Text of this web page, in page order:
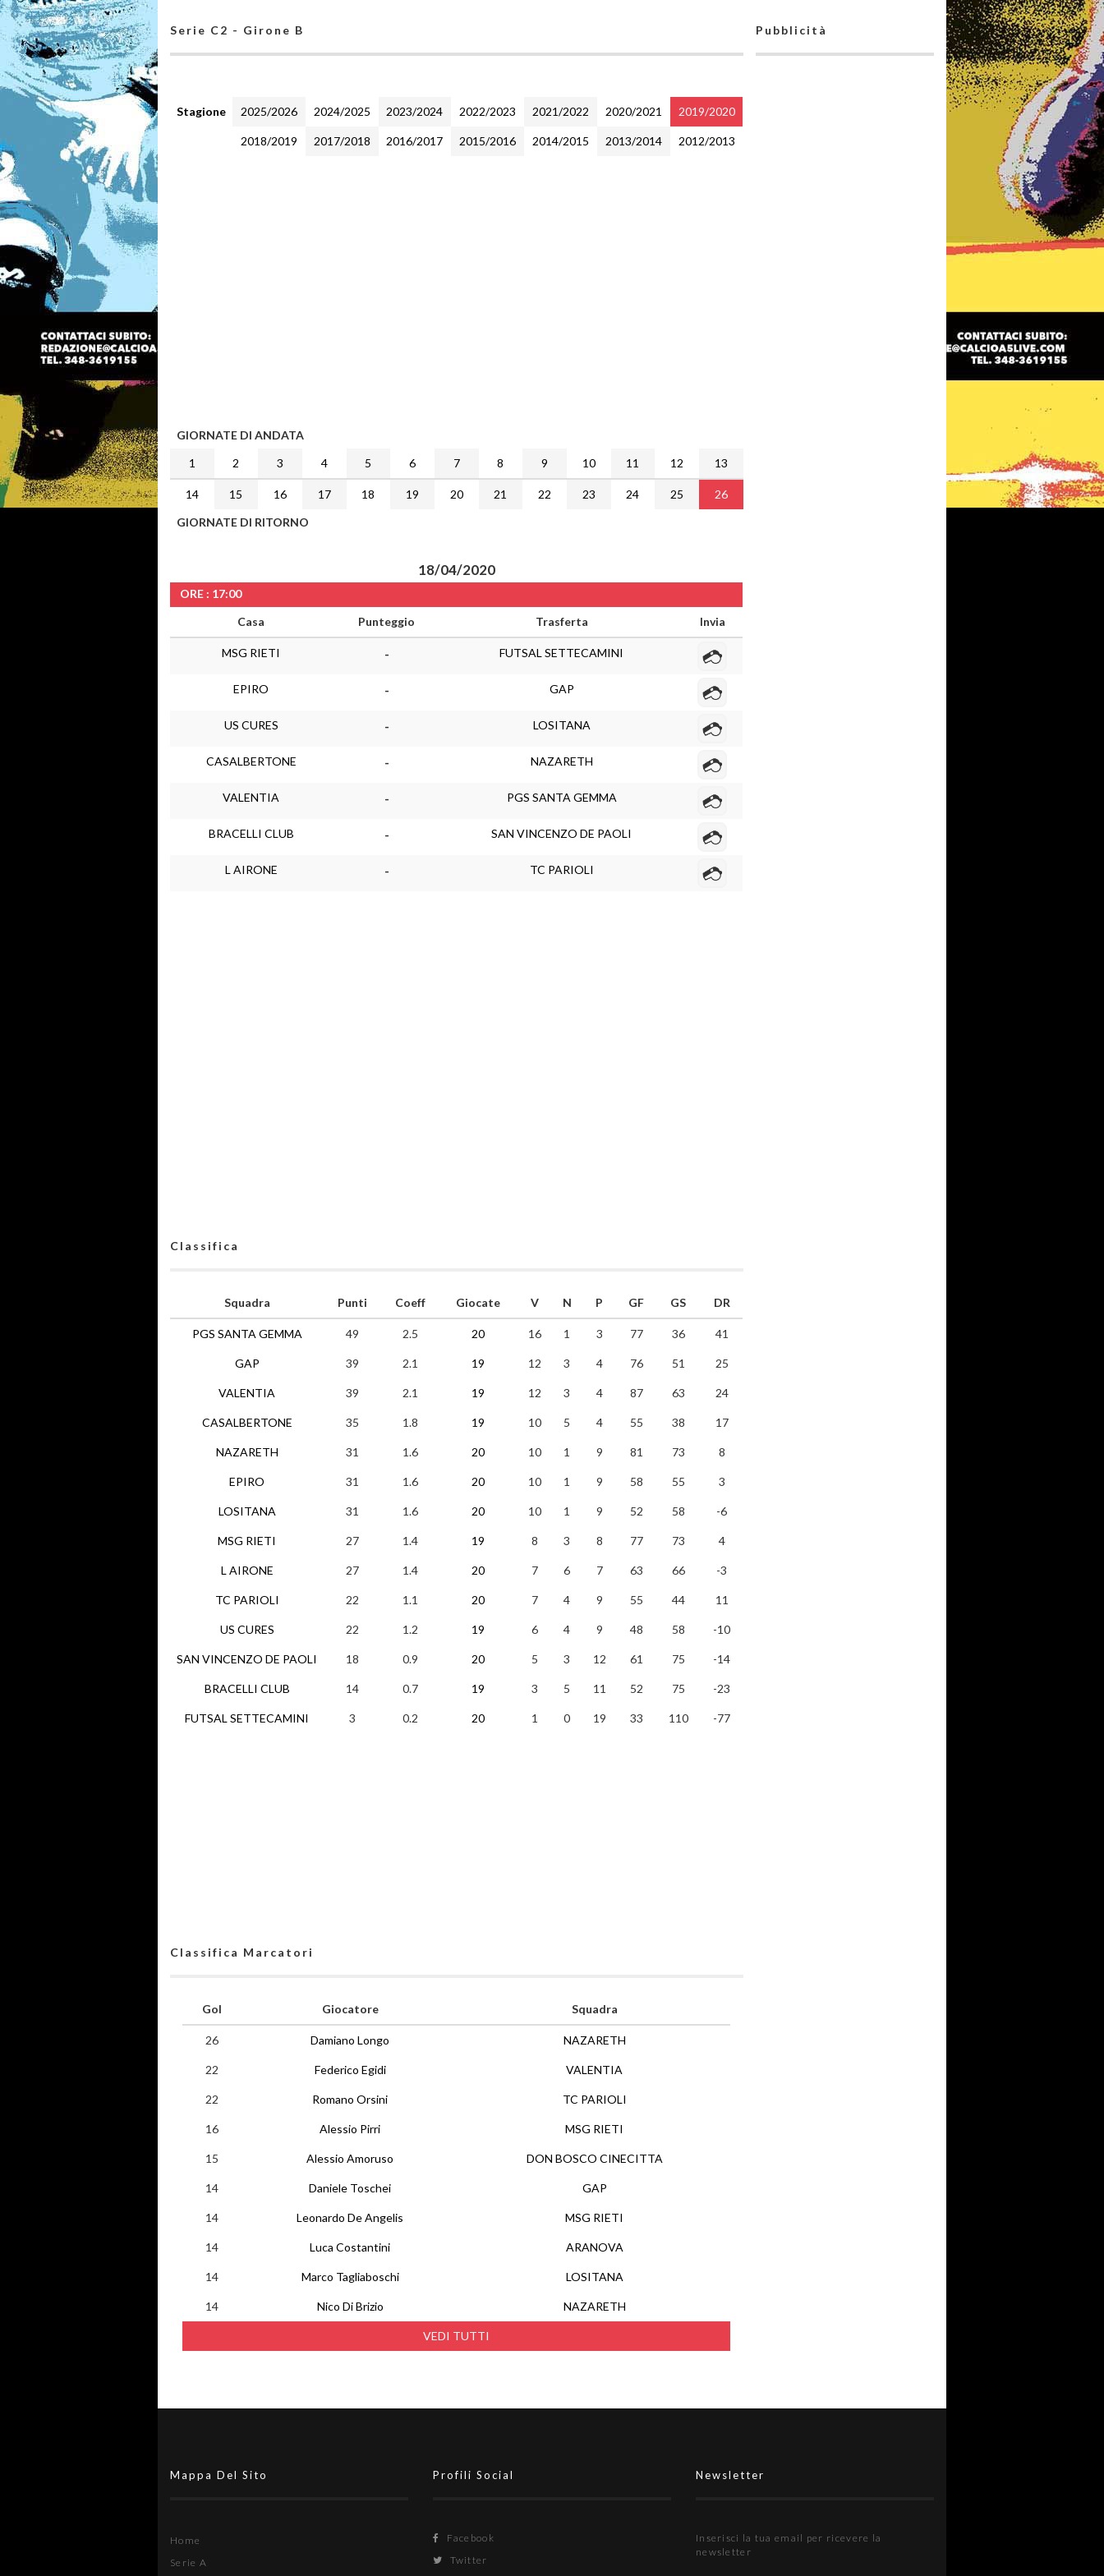
Serie C2 - Girone B
Stagione 2025/2026 2024/2025 2023/2024 2022/2023 2021/2022 2020/2021 2019/2020
2018/2019 2017/2018 2016/2017 2015/2016 2014/2015 2013/2014 2012/2013
GIORNATE DI ANDATA
1
2 3 4 5 6 7 8 9 10 11 12 13
14 15 16 17 18 19 20 21 22 23 24 25
26
GIORNATE DI RITORNO
18/04/2020
ORE : 17:00
Casa
Punteggio Trasferta Invia
MSG RIETI - FUTSAL SETTECAMINI
EPIRO - GAP
US CURES - LOSITANA
CASALBERTONE - NAZARETH
VALENTIA - PGS SANTA GEMMA
BRACELLI CLUB - SAN VINCENZO DE PAOLI
L AIRONE - TC PARIOLI
Classifica
Squadra
PGS SANTA GEMMA
GAP
VALENTIA
CASALBERTONE
NAZARETH
EPIRO
LOSITANA
MSG RIETI
L AIRONE
TC PARIOLI
US CURES
SAN VINCENZO DE PAOLI
BRACELLI CLUB
FUTSAL SETTECAMINI
Punti Coeff Giocate V N P GF GS DR
49 2.5 20 16 1 3 77 36 41
39 2.1 19 12 3 4 76 51 25
39 2.1 19 12 3 4 87 63 24
35 1.8 19 10 5 4 55 38 17
31 1.6 20 10 1 9 81 73 8
31 1.6 20 10 1 9 58 55 3
31 1.6 20 10 1 9 52 58 -6
27 1.4 19 8 3 8 77 73 4
27 1.4 20 7 6 7 63 66 -3
22 1.1 20 7 4 9 55 44 11
22 1.2 19 6 4 9 48 58 -10
18 0.9 20 5 3 12 61 75 -14
14 0.7 19 3 5 11 52 75 -23
3 0.2 20 1 0 19 33 110 -77
Classifica Marcatori
Gol Giocatore Squadra
VEDI TUTTI
26 Damiano Longo NAZARETH
22 Federico Egidi VALENTIA
22 Romano Orsini TC PARIOLI
16 Alessio Pirri MSG RIETI
15 Alessio Amoruso DON BOSCO CINECITTA
14 Daniele Toschei GAP
14 Leonardo De Angelis MSG RIETI
14 Luca Costantini ARANOVA
14 Marco Tagliaboschi LOSITANA
14 Nico Di Brizio NAZARETH
Pubblicità
Mappa Del Sito
Home
Serie A
Profili Social
Facebook
Twitter
Newsletter
Inserisci la tua email per ricevere la
newsletter